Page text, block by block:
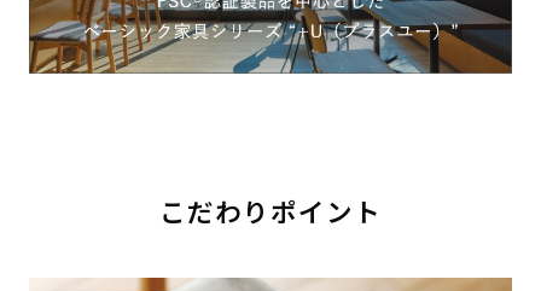
こだわりポイント